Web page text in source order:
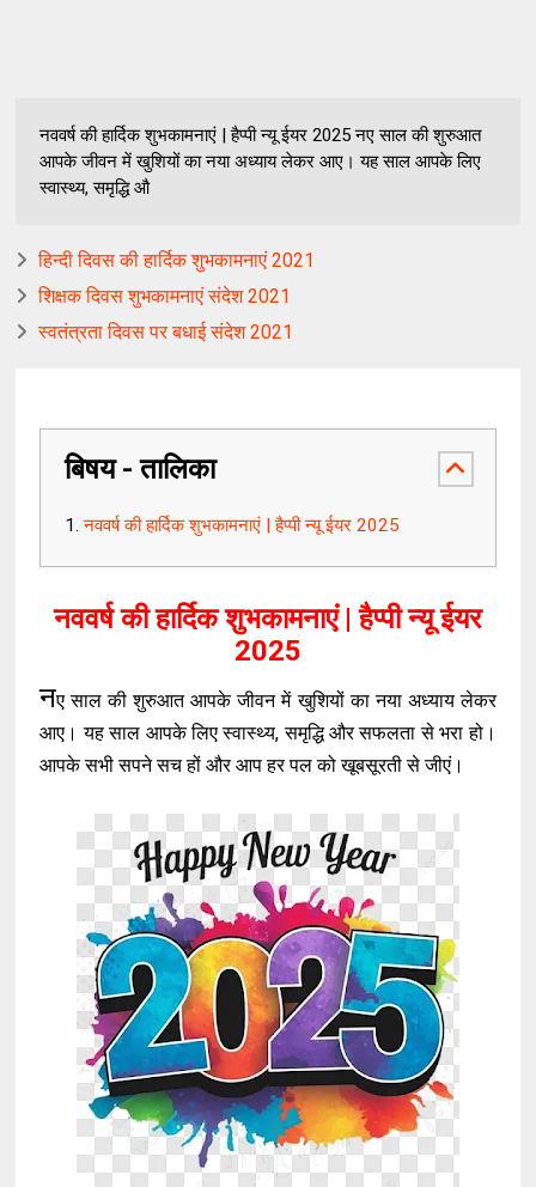
नववर्ष की हार्दिक शुभकामनाएं | हैप्पी न्यू ईयर 2025 नए साल की शुरुआत
आपके जीवन में खुशियों का नया अध्याय लेकर आए। यह साल आपके लिए
स्वास्थ्य, समृद्धि औ
हिन्दी दिवस की हार्दिक शुभकामनाएं 2021
शिक्षक दिवस शुभकामनाएं संदेश 2021
स्वतंत्रता दिवस पर बधाई संदेश 2021
बिषय - तालिका
नववर्ष की हार्दिक शुभकामनाएं | हैप्पी न्यू ईयर 2025
नववर्ष की हार्दिक शुभकामनाएं | हैप्पी न्यू ईयर
2025
नए साल की शुरुआत आपके जीवन में खुशियों का नया अध्याय लेकर
आए। यह साल आपके लिए स्वास्थ्य, समृद्धि और सफलता से भरा हो।
आपके सभी सपने सच हों और आप हर पल को खूबसूरती से जीएं।